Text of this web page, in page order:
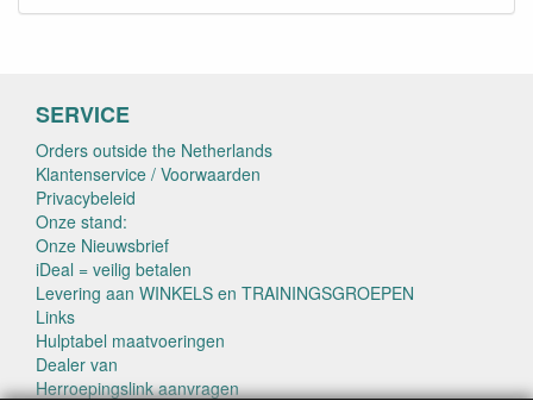
SERVICE
Orders outside the Netherlands
Klantenservice / Voorwaarden
Privacybeleid
Onze stand:
Onze Nieuwsbrief
iDeal = veilig betalen
Levering aan WINKELS en TRAININGSGROEPEN
Links
Hulptabel maatvoeringen
Dealer van
Herroepingslink aanvragen